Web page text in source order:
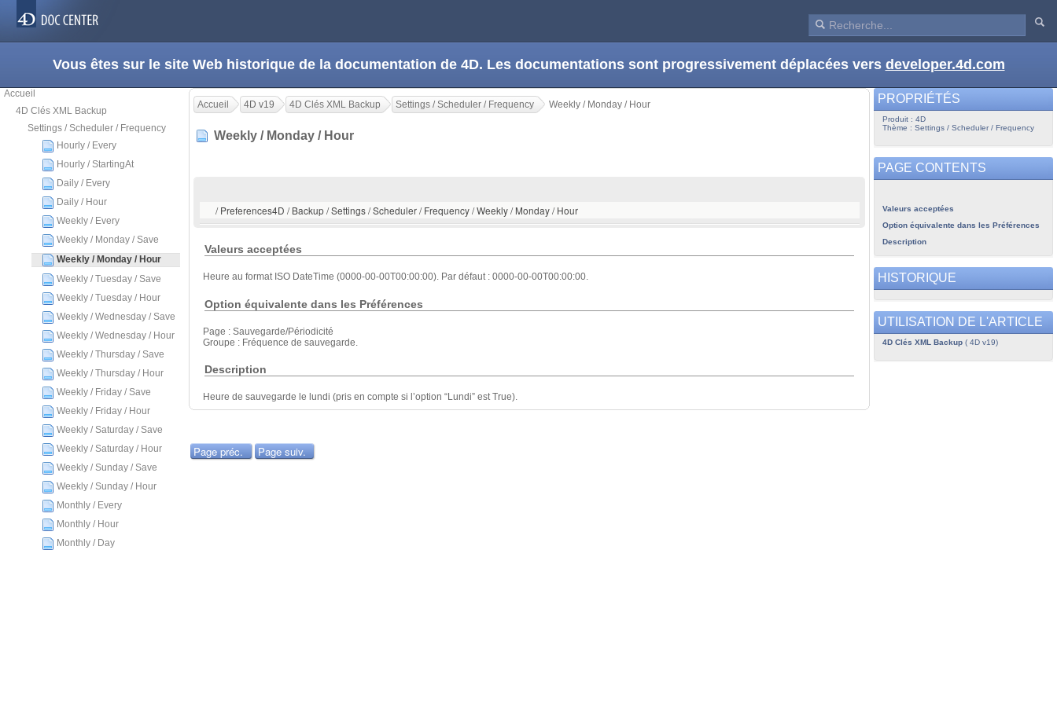
Vous êtes sur le site Web historique de la documentation de 4D. Les documentations sont progressivement déplacées vers developer.4d.com
Accueil
4D Clés XML Backup
Settings / Scheduler / Frequency
Hourly / Every
Hourly / StartingAt
Daily / Every
Daily / Hour
Weekly / Every
Weekly / Monday / Save
Weekly / Monday / Hour
Weekly / Tuesday / Save
Weekly / Tuesday / Hour
Weekly / Wednesday / Save
Weekly / Wednesday / Hour
Weekly / Thursday / Save
Weekly / Thursday / Hour
Weekly / Friday / Save
Weekly / Friday / Hour
Weekly / Saturday / Save
Weekly / Saturday / Hour
Weekly / Sunday / Save
Weekly / Sunday / Hour
Monthly / Every
Monthly / Hour
Monthly / Day
Accueil 4D v19 4D Clés XML Backup Settings / Scheduler / Frequency Weekly / Monday / Hour
Weekly / Monday / Hour
/ Preferences4D / Backup / Settings / Scheduler / Frequency / Weekly / Monday / Hour
Valeurs acceptées
Heure au format ISO DateTime (0000-00-00T00:00:00). Par défaut : 0000-00-00T00:00:00.
Option équivalente dans les Préférences
Page : Sauvegarde/Périodicité
Groupe : Fréquence de sauvegarde.
Description
Heure de sauvegarde le lundi (pris en compte si l’option “Lundi” est True).
Page préc. Page suiv.
PROPRIÉTÉS
Produit : 4D
Thème : Settings / Scheduler / Frequency
PAGE CONTENTS
Valeurs acceptées
Option équivalente dans les Préférences
Description
HISTORIQUE
UTILISATION DE L'ARTICLE
4D Clés XML Backup( 4D v19)